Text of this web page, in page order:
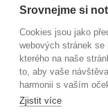
Srovnejme si
Cookies jsou jako
webových stránek
kterého na naše
to, aby vaše
harmonii s vaším
Zjistit více